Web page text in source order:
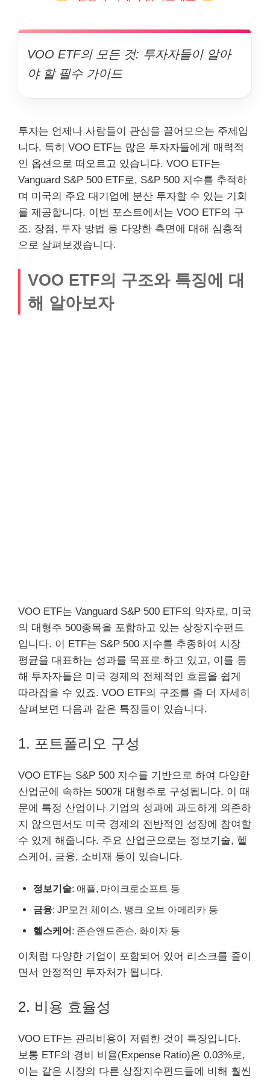
VOO ETF의 모든 것: 투자자들이 알아
야 할 필수 가이드
투자는 언제나 사람들이 관심을 끌어모으는 주제입
니다. 특히 VOO ETF는 많은 투자자들에게 매력적
인 옵션으로 떠오르고 있습니다. VOO ETF는
Vanguard S&P 500 ETF로, S&P 500 지수를 추적하
며 미국의 주요 대기업에 분산 투자할 수 있는 기회
를 제공합니다. 이번 포스트에서는 VOO ETF의 구
조, 장점, 투자 방법 등 다양한 측면에 대해 심층적
으로 살펴보겠습니다.
VOO ETF의 구조와 특징에 대
해 알아보자
VOO ETF는 Vanguard S&P 500 ETF의 약자로, 미국
의 대형주 500종목을 포함하고 있는 상장지수펀드
입니다. 이 ETF는 S&P 500 지수를 추종하여 시장
평균을 대표하는 성과를 목표로 하고 있고, 이를 통
해 투자자들은 미국 경제의 전체적인 흐름을 쉽게
따라잡을 수 있죠. VOO ETF의 구조를 좀 더 자세히
살펴보면 다음과 같은 특징들이 있습니다.
1. 포트폴리오 구성
VOO ETF는 S&P 500 지수를 기반으로 하여 다양한
산업군에 속하는 500개 대형주로 구성됩니다. 이 때
문에 특정 산업이나 기업의 성과에 과도하게 의존하
지 않으면서도 미국 경제의 전반적인 성장에 참여할
수 있게 해줍니다. 주요 산업군으로는 정보기술, 헬
스케어, 금융, 소비재 등이 있습니다.
정보기술: 애플, 마이크로소프트 등
금융: JP모건 체이스, 뱅크 오브 아메리카 등
헬스케어: 존슨앤드존슨, 화이자 등
이처럼 다양한 기업이 포함되어 있어 리스크를 줄이
면서 안정적인 투자처가 됩니다.
2. 비용 효율성
VOO ETF는 관리비용이 저렴한 것이 특징입니다.
보통 ETF의 경비 비율(Expense Ratio)은 0.03%로,
이는 같은 시장의 다른 상장지수펀드들에 비해 훨씬